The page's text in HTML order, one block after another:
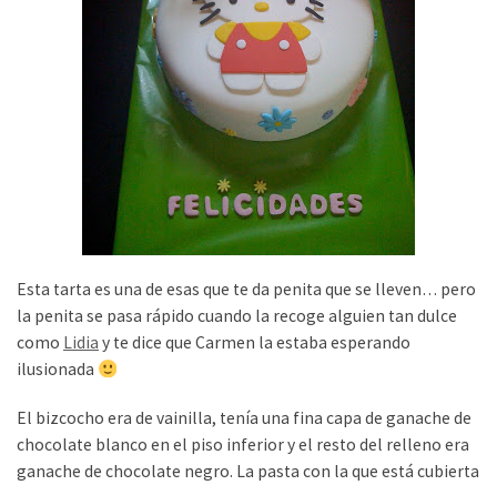
Esta tarta es una de esas que te da penita que se lleven… pero
la penita se pasa rápido cuando la recoge alguien tan dulce
como Lidia y te dice que Carmen la estaba esperando
ilusionada
El bizcocho era de vainilla, tenía una fina capa de ganache de
chocolate blanco en el piso inferior y el resto del relleno era
ganache de chocolate negro. La pasta con la que está cubierta